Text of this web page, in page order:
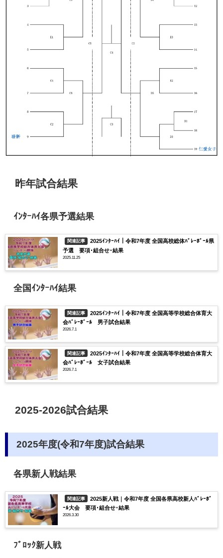
昨年試合結果
ｲﾝﾀｰﾊｲ各県予選結果
関連記事
2025ｲﾝﾀｰﾊｲ｜令和7年度 全国高校総体ﾊﾞﾚｰﾎﾞｰﾙ県
予選 要項･組合せ･結果
2025.11.25
全国ｲﾝﾀｰﾊｲ結果
関連記事
2025ｲﾝﾀｰﾊｲ｜令和7年度 全国高等学校総合体育大
会ﾊﾞﾚｰﾎﾞｰﾙ 男子試合結果
2026.7.1
関連記事
2025ｲﾝﾀｰﾊｲ｜令和7年度 全国高等学校総合体育大
会ﾊﾞﾚｰﾎﾞｰﾙ 女子試合結果
2026.7.1
2025-2026試合結果
2025年度(令和7年度)試合結果
各県新人戦結果
関連記事
2025新人戦｜令和7年度 全国各県高校新人ﾊﾞﾚｰﾎﾞ
ｰﾙ大会 要項･組合せ･結果
2026.3.30
ﾌﾞﾛｯｸ新人戦